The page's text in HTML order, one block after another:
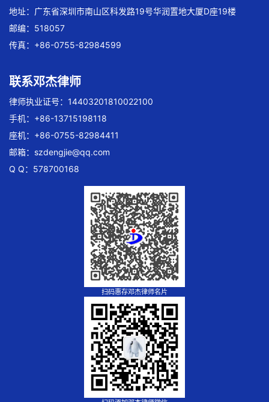
地址：广东省深圳市南山区科发路19号华润置地大厦D座19楼
邮编：518057
传真：+86-0755-82984599
联系邓杰律师
律师执业证号：14403201810022100
手机：+86-13715198118
座机：+86-0755-82984411
邮箱： szdengjie@qq.com
Q Q：578700168
扫码惠存邓杰律师名片